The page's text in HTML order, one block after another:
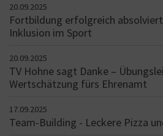
20.09.2025
Fortbildung erfolgreich
Inklusion im Sport
20.09.2025
TV Hohne sagt Danke –
Wertschätzung fürs Ehrenamt
17.09.2025
Team-Building - Leckere Pizza